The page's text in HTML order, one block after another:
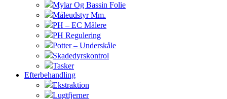
Mylar Og Bassin Folie
Måleudstyr Mm.
PH – EC Målere
PH Regulering
Potter – Underskåle
Skadedyrskontrol
Tasker
Efterbehandling
Ekstraktion
Lugtfjerner